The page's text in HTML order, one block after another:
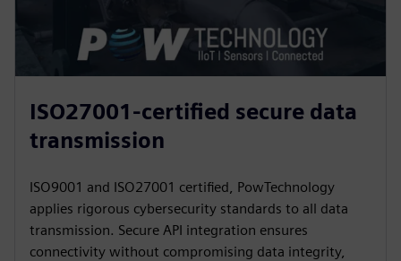
ISO27001-certified secure data
transmission
ISO9001 and ISO27001 certified, PowTechnology
applies rigorous cybersecurity standards to all data
transmission. Secure API integration ensures
connectivity without compromising data integrity,